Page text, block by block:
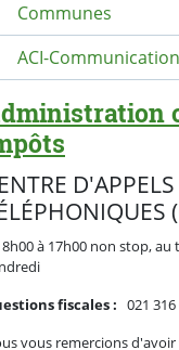
Communes
ACI-
D'APPELS
à 17h00 non stop,
fiscales : 021
vous remercions